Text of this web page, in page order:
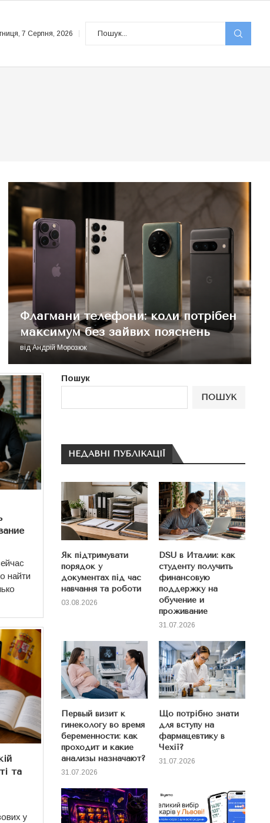
7 Серпня, 2026
Флагмани телефони: коли потрібен
максимум без зайвих пояснень
від Андрій Морозюк
найти
та
у
Пошук
ПОШУК
НЕДАВНІ ПУБЛІКАЦІЇ
Як підтримувати
порядок у
документах під час
навчання та роботи
03.08.2026
DSU в Италии: как
студенту получить
финансовую
поддержку на
обучение и
проживание
31.07.2026
Первый визит к
гинекологу во время
беременности: как
проходит и какие
анализы назначают?
31.07.2026
Що потрібно знати
для вступу на
фармацевтику в
Чехії?
31.07.2026